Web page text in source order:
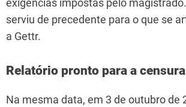
serviu de precedente para o que se
a Gettr.
Relatório pronto para a censura
Na mesma data, em 3 de outubro de